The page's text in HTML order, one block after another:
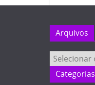
Arquivos
Arquivos
Categorias